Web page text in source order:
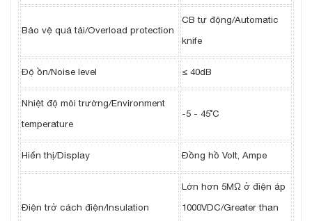
Bảo vệ quá tải/Overload protection
CB tự động/Automatic
knife
Độ ồn/Noise level ≤ 40dB
Nhiệt độ môi trường/Environment
temperature
-5 - 45˚C
Hiển thị/Display Đồng hồ Volt, Ampe
Điện trở cách điện/Insulation
Lớn hơn 5MΩ ở điện áp
1000VDC/Greater than